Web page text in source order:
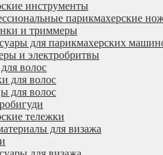
инструменты
парикмахерские
и триммеры
для парикмахерских
и электробритвы
волос
для волос
для волос
тележки
для визажа